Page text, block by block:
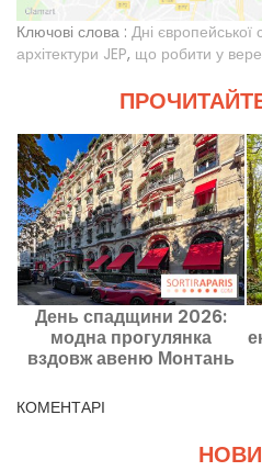
Ключові слова : Дні
архітектури JEP, що робити у
День спадщини 2026:
модна прогулянка
вздовж авеню Монтань
КОМЕНТАРІ